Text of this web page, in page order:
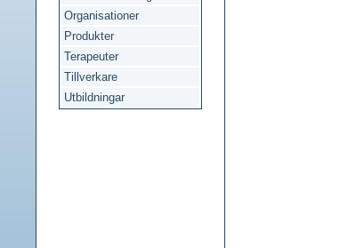
Organisationer
Produkter
Terapeuter
Tillverkare
Utbildningar